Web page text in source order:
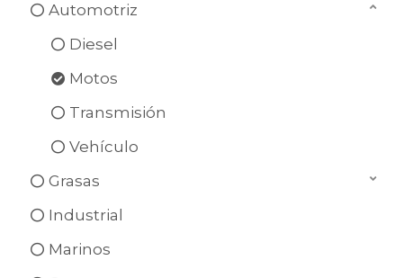
Automotriz
Diesel
Motos
Transmisión
Vehículo
Grasas
Industrial
Marinos